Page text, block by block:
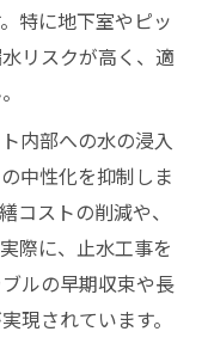
算計画を立てる
業者の選び方
水工事の注意点
理由と現場要因
止水対策
性を高める方法
な止水工事の選
特に地下室やピッ
リスクが高く、適
内部への水の浸入
中性化を抑制しま
コストの削減や、
際に、止水工事を
ルの早期収束や長
現されています。